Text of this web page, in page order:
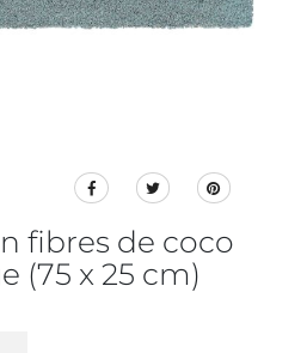
fibres de coco
(75 x 25 cm)